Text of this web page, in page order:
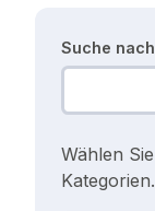
Suche
Wählen
Kategorien.